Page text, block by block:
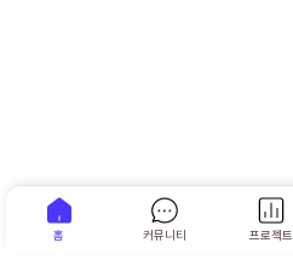
홈 커뮤니티 프로젝트